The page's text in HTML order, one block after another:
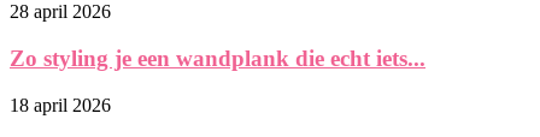
28 april 2026
Zo styling je een wandplank die echt iets...
18 april 2026